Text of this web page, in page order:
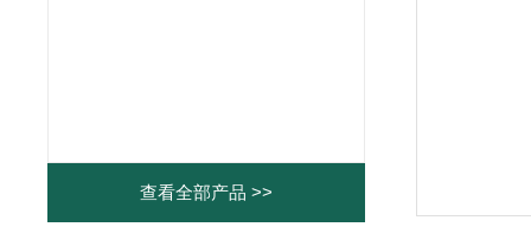
查看全部产品 >>